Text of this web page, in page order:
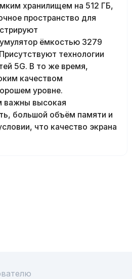
хранилищем на 512 ГБ,
пространство для
ёмкостью 3279
технологии
5G. В то же время,
качеством
уровне.
важны высокая
большой объём памяти и
что качество экрана